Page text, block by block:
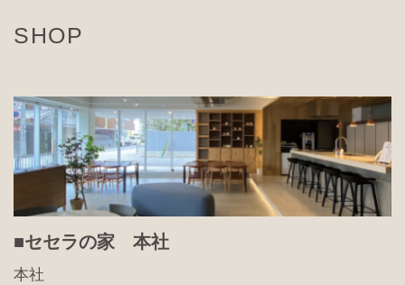
SHOP
■セセラの家 本社
本社